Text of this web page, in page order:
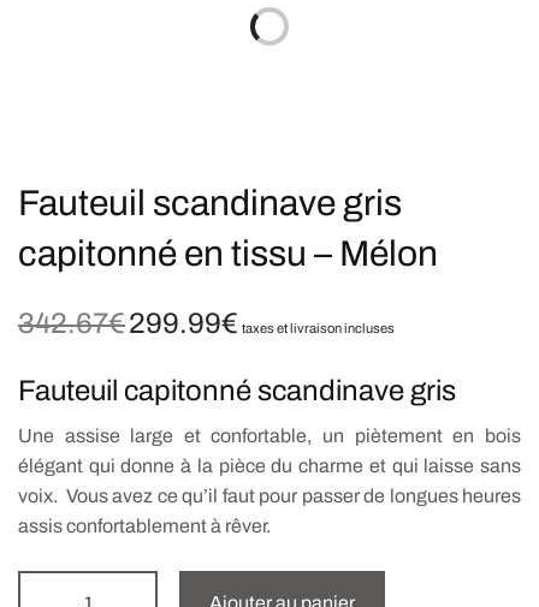
Fauteuil scandinave gris
capitonné en tissu – Mélon
342.67€ Le prix
342.67€.
299.99€ Le prix
299.99€.
taxes et livraison incluses
Fauteuil capitonné scandinave gris
Une assise large et confortable, un piètement en bois
élégant qui donne à la pièce du charme et qui laisse sans
voix. Vous avez ce qu’il faut pour passer de longues heures
assis confortablement à rêver.